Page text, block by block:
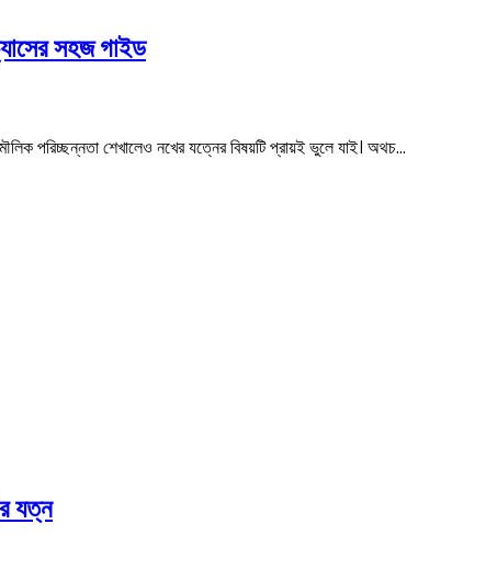
সহজ গাইড
পরিচ্ছন্নতা শেখালেও নখের যত্নের বিষয়টি প্রায়ই ভুলে যাই। অথচ…
যত্ন